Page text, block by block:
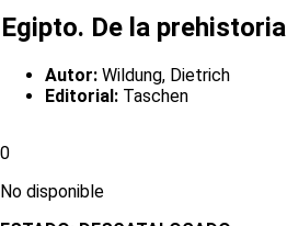
Egipto. De la
Autor: Wildung, Dietrich
Editorial: Taschen
0
No disponible